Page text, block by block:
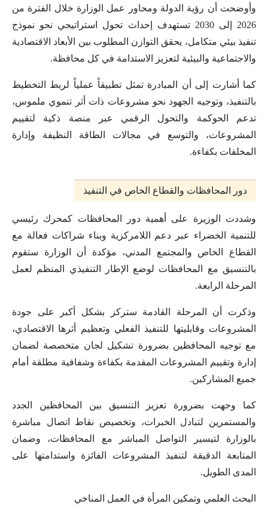
وأوضحت أن رؤية الدولة ومحاور عمل الوزارة خلال الفترة من
2026 إلى 2030 تستهدف إحداث تحول استراتيجي نحو نموذج
تنفيذ بيئي متكامل، يحقق التوازن المطلوب بين الأبعاد الاقتصادية
والاجتماعية والبيئية لتعزيز الاستدامة في كل محافظة.
كما أشارت إلى أن المبادرة تمثل تطبيقاً عملياً لربط التخطيط
بالتنفيذ، وتوجيه الجهود نحو مشروعات ذات أثر تنموي ملموس،
تدعم الحوكمة والتحول الرقمي عبر منصة ذكية لتقييم
المشروعات، والتوسع في مجالات الطاقة النظيفة وإدارة
المخلفات بكفاءة.
دور المحافظات والقطاع الخاص في التنفيذ
وشددت الوزيرة على أهمية دور المحافظات كمحرك رئيسي
للتنمية الخضراء عبر دعم اللامركزية وبناء شراكات فعالة مع
القطاع الخاص والمجتمع المدني، مؤكدة أن الوزارة ستقوم
بالتنسيق مع المحافظات لوضع الإطار التنفيذي المنظم لعمل
المرحلة الرابعة.
وذكرت أن المرحلة القادمة ستركز بشكل أكبر على جودة
المشروعات وقابليتها للتنفيذ الفعلي وتعظيم أثرها الاقتصادي،
مع توجيه المحافظين بضرورة تشكيل لجان متخصصة لضمان
إدارة وتقييم المشروعات المقدمة بكفاءة وشفافية مطلقة أمام
جميع المشاركين.
كما وجهت بضرورة تعزيز التنسيق بين المحافظين الجدد
والمستمرين لتبادل الخبرات، وتخصيص نقاط اتصال مباشرة
بالوزارة لتيسير التواصل المباشر مع المحافظات، وضمان
المتابعة الدقيقة لتنفيذ المشروعات الفائزة واستدامتها على
المدى الطويل.
البحث العلمي وتمكين المرأة في العمل المناخي